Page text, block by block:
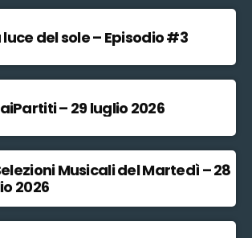
luce del sole – Episodio #3
– 29 luglio 2026
Musicali del Martedì – 28
2026